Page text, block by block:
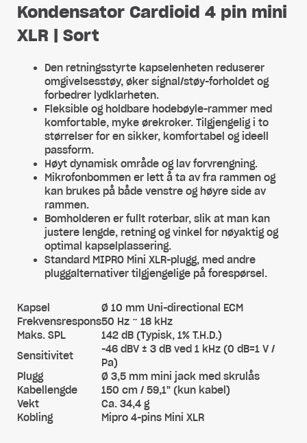
Kondensator Cardioid 4 pin mini
XLR | Sort
Den retningsstyrte kapselenheten reduserer
omgivelsesstøy, øker signal/støy-forholdet og
forbedrer lydklarheten.
Fleksible og holdbare hodebøyle-rammer med
komfortable, myke ørekroker. Tilgjengelig i to
størrelser for en sikker, komfortabel og ideell
passform.
Høyt dynamisk område og lav forvrengning.
Mikrofonbommen er lett å ta av fra rammen og
kan brukes på både venstre og høyre side av
rammen.
Bomholderen er fullt roterbar, slik at man kan
justere lengde, retning og vinkel for nøyaktig og
optimal kapselplassering.
Standard MIPRO Mini XLR-plugg, med andre
pluggalternativer tilgjengelige på forespørsel.
Kapsel
Ø 10 mm Uni-directional ECM
Frekvensrespons50 Hz ~ 18 kHz
Maks. SPL
142 dB (Typisk, 1% T.H.D.)
Sensitivitet
-46 dBV ± 3 dB ved 1 kHz (0 dB=1 V /
Pa)
Plugg
Ø 3,5 mm mini jack med skrulås
Kabellengde
150 cm / 59,1" (kun kabel)
Vekt
Ca. 34,4 g
Kobling
Mipro 4-pins Mini XLR